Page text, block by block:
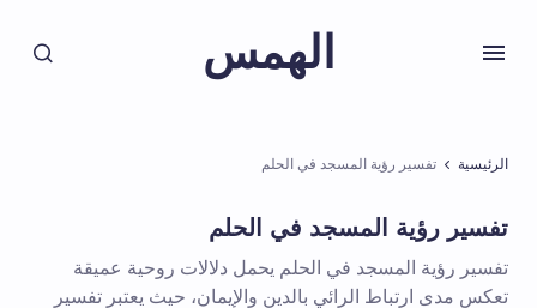
الهمس
الرئيسية تفسير رؤية المسجد في الحلم
تفسير رؤية المسجد في الحلم
تفسير رؤية المسجد في الحلم يحمل دلالات روحية عميقة
تعكس مدى ارتباط الرائي بالدين والإيمان، حيث يعتبر تفسير